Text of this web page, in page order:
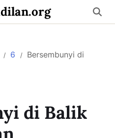
6
Bersembunyi di
di Balik